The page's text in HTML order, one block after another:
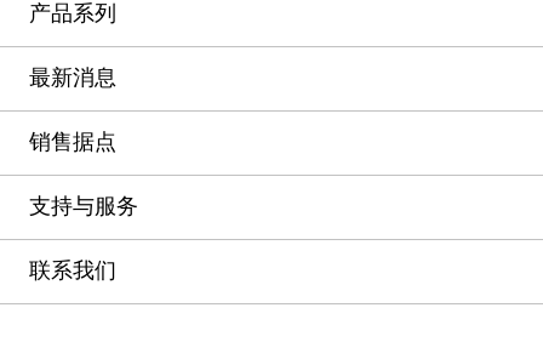
产品系列
最新消息
销售据点
支持与服务
联系我们